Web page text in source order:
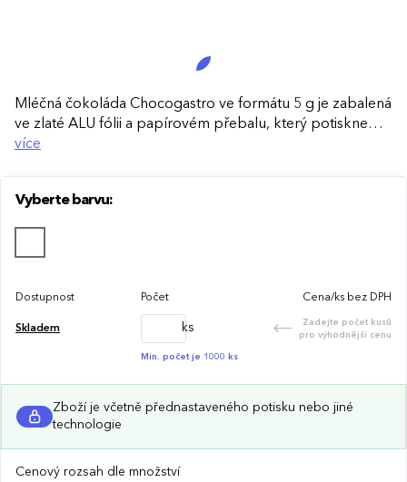
Mléčná čokoláda Chocogastro ve formátu 5 g je zabalená
ve zlaté ALU fólii a papírovém přebalu, který potiskneme
libovolnou grafikou v CMYK. Díky velikosti 3×3 cm je to
zahrnuje plnobarevný potisk přebalu. Množstevní slevy
až −60 %.
více
Vyberte barvu:
Dostupnost Počet Cena/ks bez DPH
Skladem ks
Zadejte počet kusů
pro výhodnější cenu
Min. počet je 1000 ks
Zboží je včetně přednastaveného potisku nebo jiné
technologie
Cenový rozsah dle množství